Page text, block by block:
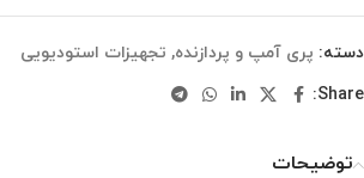
دسته: پری آمپ و پردازنده, تجهیزات استودیویی
Share:
توضیحات